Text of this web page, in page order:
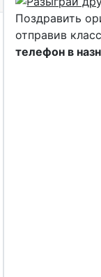
Поздравить
отправив
телефон в